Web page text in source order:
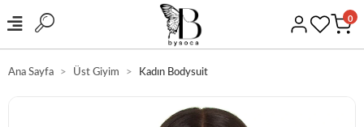
0
Ana Sayfa Üst Giyim Kadın Bodysuit